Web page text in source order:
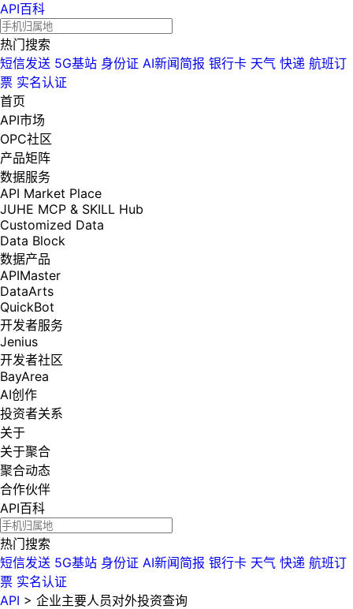
API百科
热门搜索
短信发送 5G基站 身份证 AI新闻简报 银行卡 天气 快递 航班订
票 实名认证
首页
API市场
OPC社区
产品矩阵
数据服务
API Market Place
JUHE MCP & SKILL Hub
Customized Data
Data Block
数据产品
APIMaster
DataArts
QuickBot
开发者服务
Jenius
开发者社区
BayArea
AI创作
投资者关系
关于
关于聚合
聚合动态
合作伙伴
API百科
热门搜索
短信发送 5G基站 身份证 AI新闻简报 银行卡 天气 快递 航班订
票 实名认证
API > 企业主要人员对外投资查询